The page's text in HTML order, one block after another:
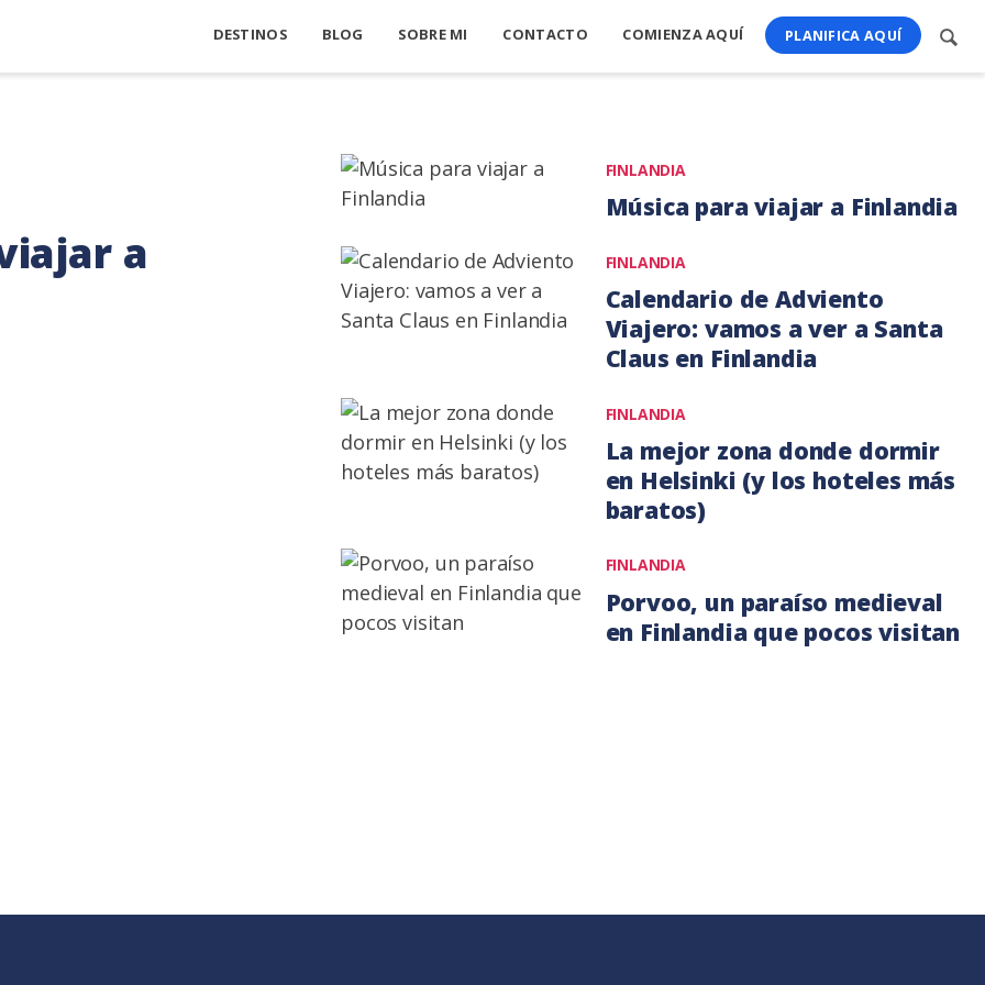
DESTINOS BLOG SOBRE MI CONTACTO COMIENZA AQUÍ PLANIFICA AQUÍ
a
FINLANDIA
Música para viajar a Finlandia
noviembre,
2020
FINLANDIA
Calendario de Adviento
Viajero: vamos a ver a Santa
Claus en Finlandia
diciembre,
2019
FINLANDIA
La mejor zona donde dormir
en Helsinki (y los hoteles más
baratos)
agosto,
2018
FINLANDIA
Porvoo, un paraíso medieval
en Finlandia que pocos visitan